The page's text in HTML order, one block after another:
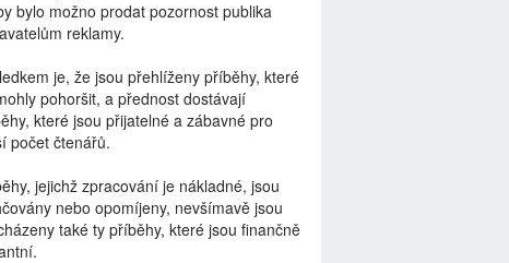
bylo možno prodat pozornost publika
reklamy.
je, že jsou přehlíženy příběhy, které
pohoršit, a přednost dostávají
které jsou přijatelné a zábavné pro
počet čtenářů.
jejichž zpracování je nákladné, jsou
nebo opomíjeny, nevšímavě jsou
také ty příběhy, které jsou finančně